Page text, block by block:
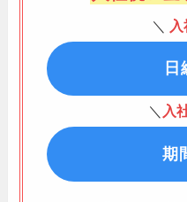
＼
日
＼ 入
期